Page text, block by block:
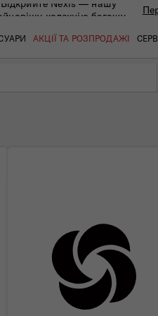
Відкрийте Nexis — нашу
колекцію багажу
АКЦІЇ ТА РОЗПРОДАЖІ
СЕРВІСНИЙ